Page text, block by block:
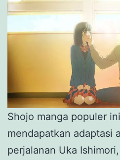
Shojo manga populer
mendapatkan adaptasi
perjalanan Uka